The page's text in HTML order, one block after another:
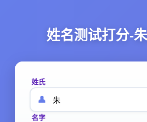
姓名测试打分-
姓氏
👤
名字